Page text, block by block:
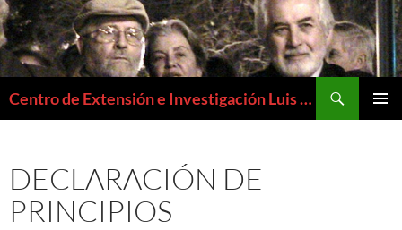
Centro de Extensión e Investigación Luis Emilio Recabarren
DECLARACIÓN DE
PRINCIPIOS